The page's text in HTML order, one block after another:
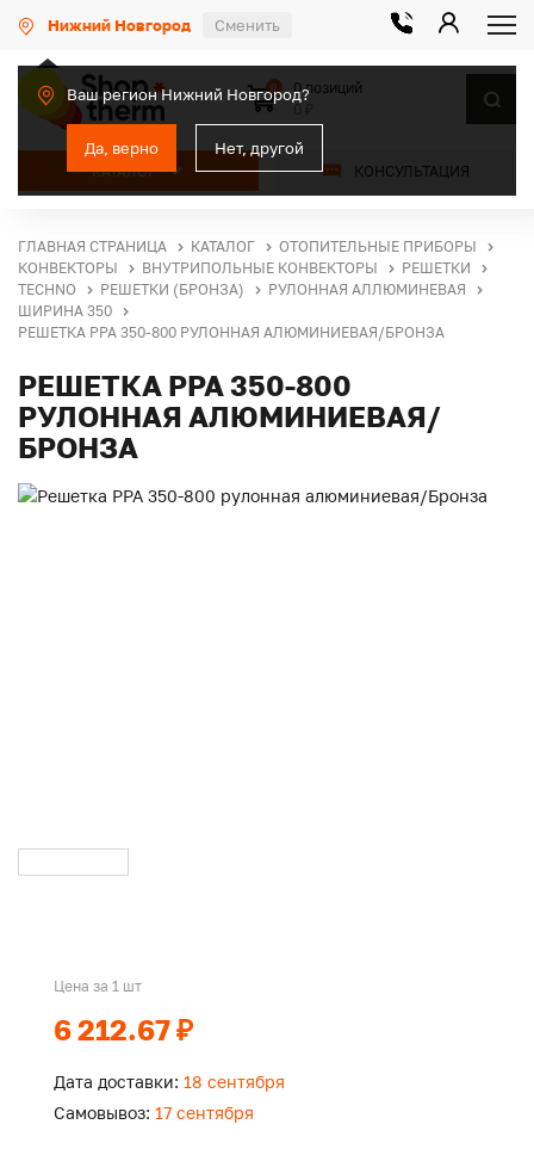
Нижний Новгород Сменить
Ваш регион Нижний Новгород?
Да, верно Нет, другой
КАТАЛОГ КОНСУЛЬТАЦИЯ
0
0 позиций
ГЛАВНАЯ СТРАНИЦА КАТАЛОГ
ОТОПИТЕЛЬНЫЕ ПРИБОРЫ
КОНВЕКТОРЫ
ВНУТРИПОЛЬНЫЕ КОНВЕКТОРЫ
РЕШЕТКИ
TECHNO
РЕШЕТКИ (БРОНЗА)
РУЛОННАЯ АЛЛЮМИНЕВАЯ
ШИРИНА 350
РЕШЕТКА PPA 350-800 РУЛОННАЯ АЛЮМИНИЕВАЯ/БРОНЗА
РЕШЕТКА PPA 350-800
РУЛОННАЯ АЛЮМИНИЕВАЯ/
БРОНЗА
Цена за 1 шт
6 212.67 ₽
Дата доставки: 18 сентября
Самовывоз: 17 сентября